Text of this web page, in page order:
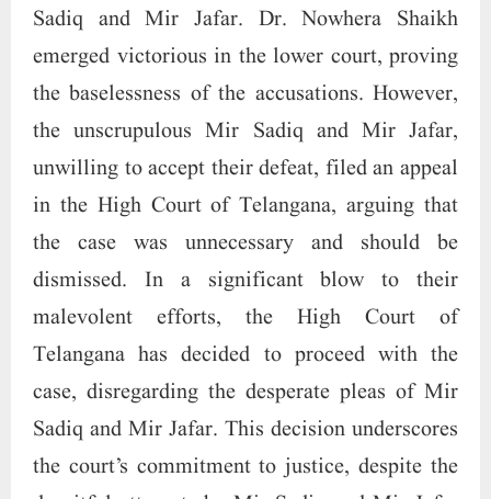
dismissed. In a significant blow to their
malevolent efforts, the High Court of
Telangana has decided to proceed with the
case, disregarding the desperate pleas of Mir
Sadiq and Mir Jafar. This decision underscores
the court’s commitment to justice, despite the
deceitful attempts by Mir Sadiq and Mir Jafar
to evade accountability for their actions.
Alarmed by the defamation suit, the vile Mir
Sadiq and Mir Jafar resorted to every
conceivable means to intimidate and coerce the
Heera Group into leaving Hyderabad. These
despicable individuals employed threats, force,